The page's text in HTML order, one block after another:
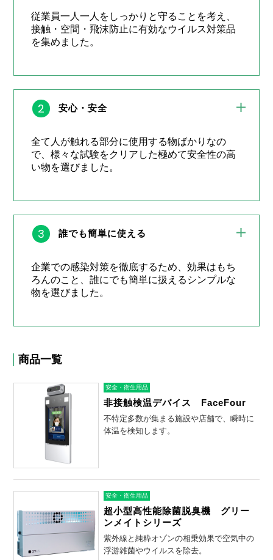
従業員一人一人をしっかりと守ることを考え、
接触・空間・飛沫防止に有効なウイルス対策品
を集めました。
2 安心・安全
全て人が触れる部分に使用する物ばかりなの
で、様々な試験をクリアした極めて安全性の高
い物を選びました。
3 誰でも簡単に使える
企業での感染対策を徹底するため、効果はもち
ろんのこと、誰にでも簡単に扱えるシンプルな
物を選びました。
商品一覧
安全・衛生用品
非接触検温デバイス FaceFour
不特定多数が集まる施設や店舗で、瞬時に
体温を検知します。
安全・衛生用品
超小型高性能除菌脱臭機 グリー
ンメイトシリーズ
紫外線と純粋オゾンの相乗効果で空気中の
浮游雑菌やウイルスを除去。